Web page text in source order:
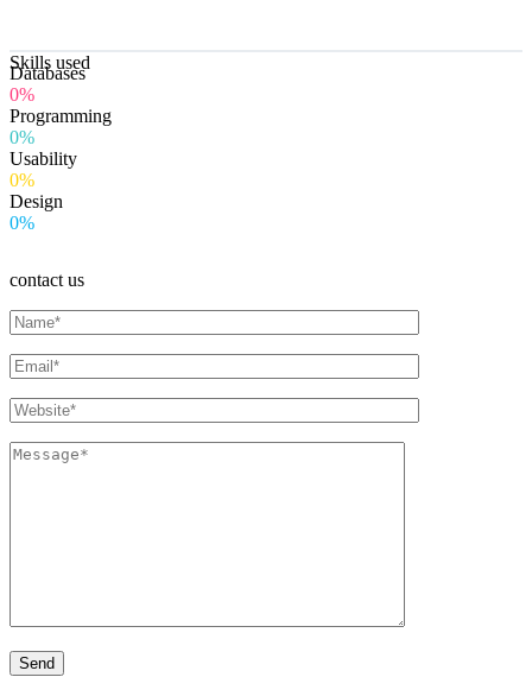
Skills used
Databases
0%
Programming
0%
Usability
0%
Design
0%
contact us